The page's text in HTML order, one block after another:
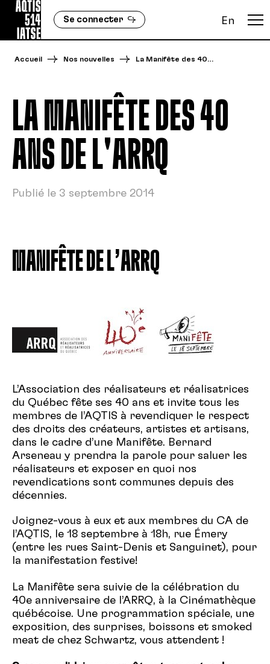
Se connecter En
Accueil Nos nouvelles La Manifête des 40…
LA MANIFÊTE DES 40
ANS DE L'ARRQ
Publié le 3 septembre 2014
MANIFÊTE DE L’ARRQ
L’Association des réalisateurs et réalisatrices
du Québec fête ses 40 ans et invite tous les
membres de l’AQTIS à revendiquer le respect
des droits des créateurs, artistes et artisans,
dans le cadre d’une Manifête. Bernard
Arseneau y prendra la parole pour saluer les
réalisateurs et exposer en quoi nos
revendications sont communes depuis des
décennies.
Joignez-vous à eux et aux membres du CA de
l’AQTIS, le 18 septembre à 18h, rue Émery
(entre les rues Saint-Denis et Sanguinet), pour
la manifestation festive!
La Manifête sera suivie de la célébration du
40e anniversaire de l’ARRQ, à la Cinémathèque
québécoise. Une programmation spéciale, une
exposition, des surprises, boissons et smoked
meat de chez Schwartz, vous attendent !